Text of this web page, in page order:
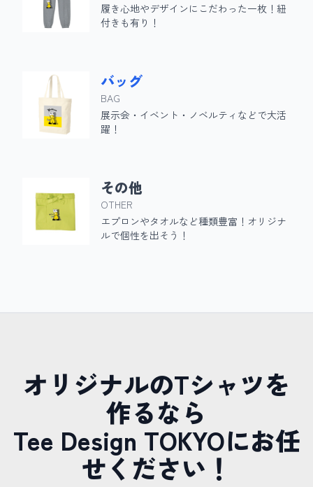
履き心地やデザインにこだわった一枚！紐
付きも有り！
バッグ
BAG
展示会・イベント・ノベルティなどで大活
躍！
その他
OTHER
エプロンやタオルなど種類豊富！オリジナ
ルで個性を出そう！
オリジナルのTシャツを
作るなら
Tee Design TOKYOにお任
せください！